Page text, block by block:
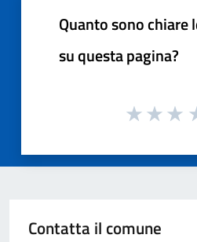
Quanto sono
su questa pagina?
Contatta il comune